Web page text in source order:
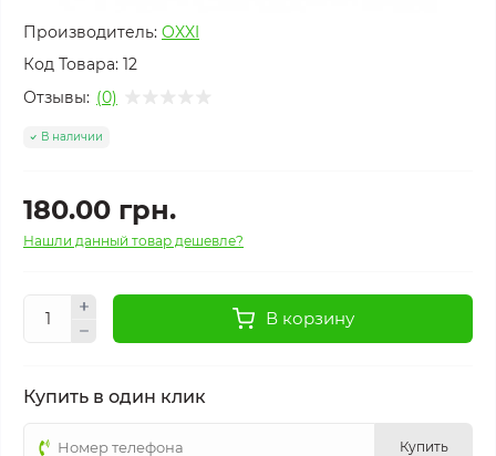
Производитель: OXXI
Код Товара: 12
Отзывы: (0)
В наличии
180.00 грн.
Нашли данный товар дешевле?
В корзину
Купить в один клик
Купить